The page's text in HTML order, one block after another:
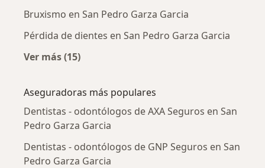
Bruxismo en San Pedro Garza Garcia
Pérdida de dientes en San Pedro Garza Garcia
Ver más (15)
Aseguradoras más populares
Dentistas - odontólogos de AXA Seguros en San
Pedro Garza Garcia
Dentistas - odontólogos de GNP Seguros en San
Pedro Garza Garcia